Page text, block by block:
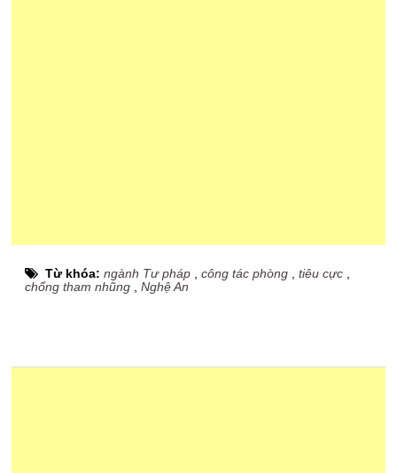
Từ khóa:ngành Tư pháp ,công tác phòng ,tiêu cực
chống tham nhũng ,Nghệ An